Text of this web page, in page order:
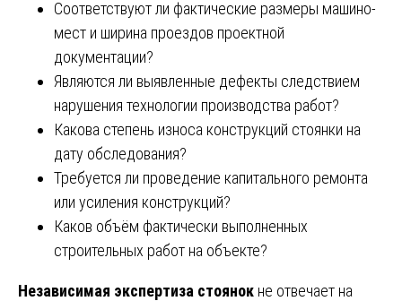
Соответствуют ли фактические размеры машино-
мест и ширина проездов проектной
документации?
Являются ли выявленные дефекты следствием
нарушения технологии производства работ?
Какова степень износа конструкций стоянки на
дату обследования?
Требуется ли проведение капитального ремонта
или усиления конструкций?
Каков объём фактически выполненных
строительных работ на объекте?
Независимая экспертиза стоянок не отвечает на